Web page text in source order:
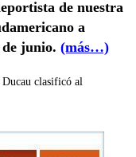
de nuestra
a
junio. (más…)
clasificó al